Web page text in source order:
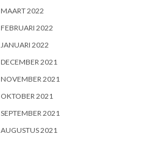
MAART 2022
FEBRUARI 2022
JANUARI 2022
DECEMBER 2021
NOVEMBER 2021
OKTOBER 2021
SEPTEMBER 2021
AUGUSTUS 2021